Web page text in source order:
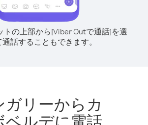
トの上部から[Viber Outで通話]を選
話することもできます。
ガリーからカ
ベルデに電話